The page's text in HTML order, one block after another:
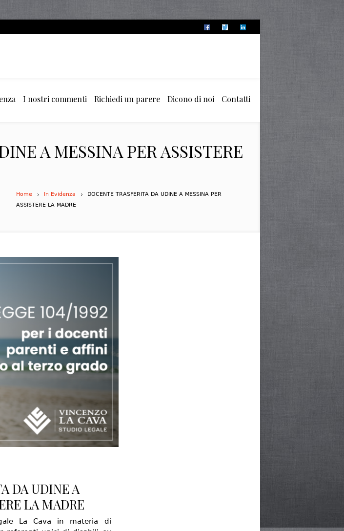
I nostri commenti Richiedi un parere Dicono di noi Contatti
A MESSINA PER ASSISTERE
Home In Evidenza
DOCENTE TRASFERITA DA UDINE A MESSINA PER
ASSISTERE LA MADRE
DA UDINE A
LA MADRE
La Cava in materia di